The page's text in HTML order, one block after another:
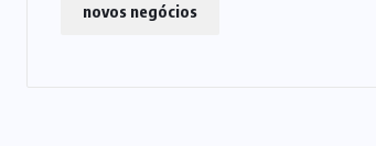
novos negócios